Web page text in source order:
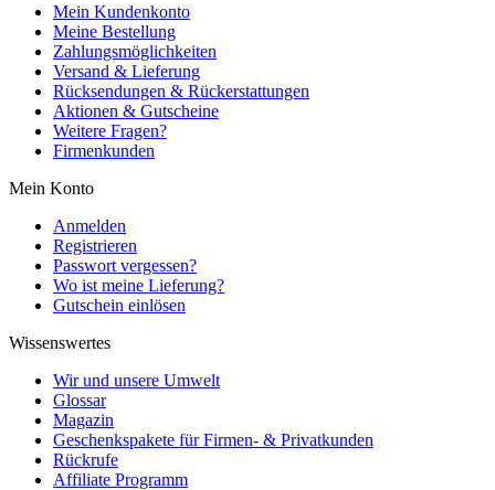
Mein Kundenkonto
Meine Bestellung
Zahlungsmöglichkeiten
Versand & Lieferung
Rücksendungen & Rückerstattungen
Aktionen & Gutscheine
Weitere Fragen?
Firmenkunden
Mein Konto
Anmelden
Registrieren
Passwort vergessen?
Wo ist meine Lieferung?
Gutschein einlösen
Wissenswertes
Wir und unsere Umwelt
Glossar
Magazin
Geschenkspakete für Firmen- & Privatkunden
Rückrufe
Affiliate Programm